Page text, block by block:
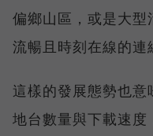
偏鄉山區，或是大型
流暢且時刻在線的連
這樣的發展態勢也
地台數量與下載速